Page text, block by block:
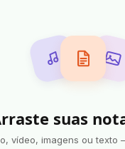
suas
vídeo, imagens ou texto